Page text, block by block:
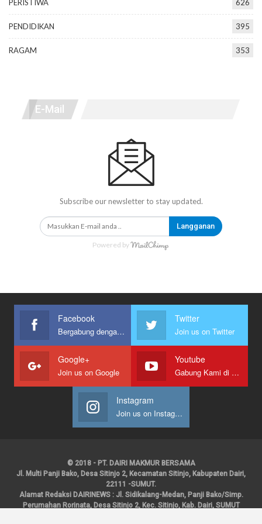
PERISTIWA 626
PENDIDIKAN 395
RAGAM 353
E-Mail
Subscribe our newsletter to stay updated.
Langganan
Powered by
Facebook
Bergabung dengan kami
Twitter
Join us on Twitter
Google+
Join us on Google
Youtube
Gabung Kami di Youtube
Instagram
Join us on Instagram
© 2018 - PT. DAIRI MAKMUR BERSAMA
Jl. Multi Panji Bako, Desa Sitinjo 2, Kecamatan Sitinjo, Kabupaten Dairi,
22111 -SUMUT.
Alamat Redaksi DAIRINEWS : Jl. Sidikalang-Medan, Panji Bako/Simp.
Perumahan Rorinata, Desa Sitinjo 2, Kec. Sitinjo, Kab. Dairi, SUMUT